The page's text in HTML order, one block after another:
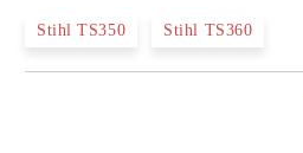
Stihl TS350 Stihl TS360